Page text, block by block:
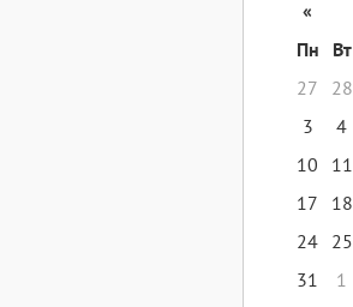
«
Пн
Вт
27
28
3
4
10
11
17
18
24 25
31
1